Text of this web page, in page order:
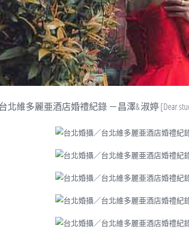
北維多麗亜酒店婚禮紀錄 －昌澤& 淑婷 [Dear